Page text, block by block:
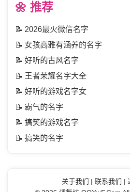
🌼 推荐
📝 2026最火微信名字
📝 女孩高雅有涵养的名字
📝 好听的古风名字
📝 王者荣耀名字大全
📝 好听的游戏名字女
📝 霸气的名字
📝 搞笑的游戏名字
📝 搞笑的名字
关于我们 | 联系我们 |